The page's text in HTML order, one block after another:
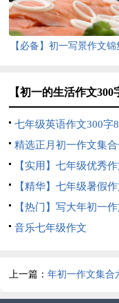
【必备】初一写景作文
【初一的生活作文300
七年级英语作文300字
精选正月初一作文集
【实用】七年级优秀
字集锦6篇
【精华】七年级暑假
【热门】写大年初一
音乐七年级作文
上一篇：年初一作文集合